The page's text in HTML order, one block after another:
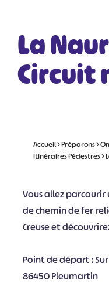
La
Circuit
Accueil>Préparons>
Itinéraires Pédestres>
Vous allez
de chemin de fer
Creuse et
Point de départ :
86450 Pleumartin